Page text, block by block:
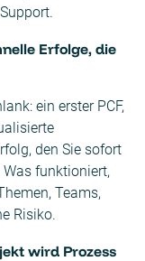
Erfolge, die
ein erster PCF,
den Sie sofort
funktioniert,
Teams,
Risiko.
wird Prozess